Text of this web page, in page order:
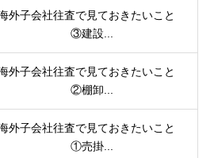
外子会社往査で見ておきたいこと
③建設...
外子会社往査で見ておきたいこと
②棚卸...
外子会社往査で見ておきたいこと
①売掛...